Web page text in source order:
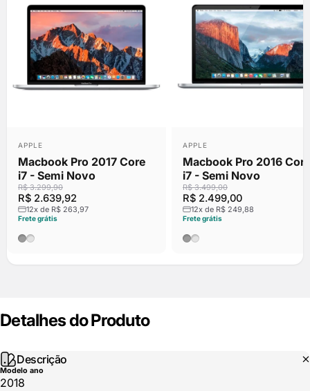
Fornecedor:
APPLE
Macbook Pro 2017 Core
i7 - Semi Novo
R$ 3.299,90
R$ 2.639,92
12x de R$ 263,97
Frete grátis
Cinza Espacial
Prata
Fornecedor:
APPLE
Macbook Pro 2016 Core
i7 - Semi Novo
R$ 3.499,00
R$ 2.499,00
12x de R$ 249,88
Frete grátis
Cinza Espacial
Prata
DetalhesdoProduto
Descrição
Modelo ano
2018